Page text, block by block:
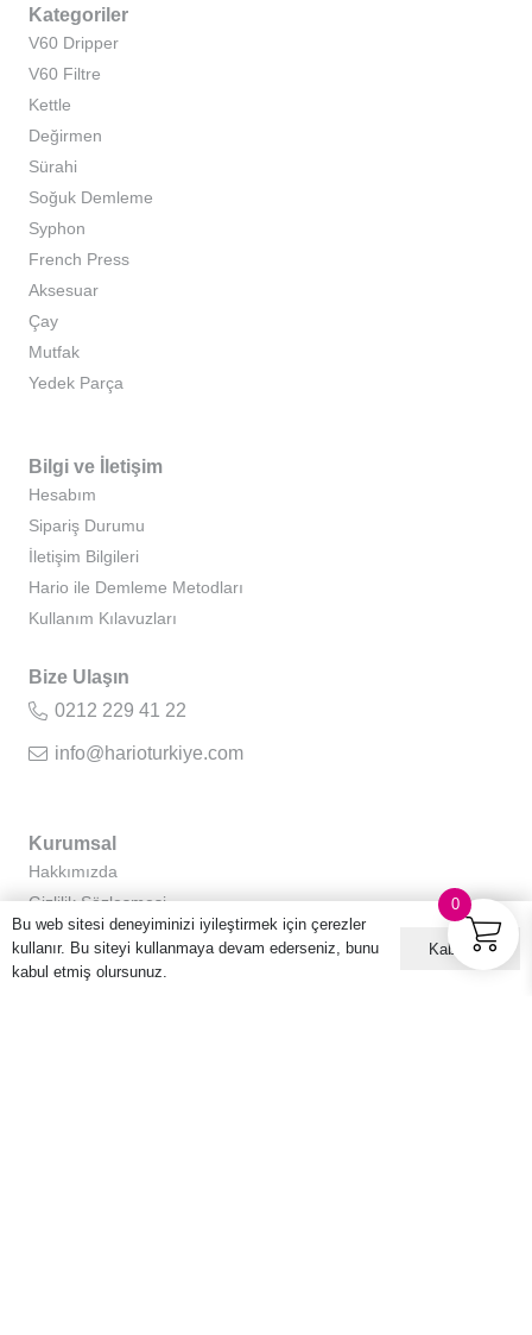
Kategoriler
V60 Dripper
V60 Filtre
Kettle
Değirmen
Sürahi
Soğuk Demleme
Syphon
French Press
Aksesuar
Çay
Mutfak
Yedek Parça
Bilgi ve İletişim
Hesabım
Sipariş Durumu
İletişim Bilgileri
Hario ile Demleme Metodları
Kullanım Kılavuzları
Bize Ulaşın
0212 229 41 22
info@harioturkiye.com
Kurumsal
Hakkımızda
Gizlilik Sözleşmesi
Kullanıcı Sözleşmesi
Sıkça Sorulan Sorular
0
Bu web sitesi deneyiminizi iyileştirmek için çerezler
kullanır. Bu siteyi kullanmaya devam ederseniz, bunu
kabul etmiş olursunuz.
Kabul ET